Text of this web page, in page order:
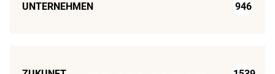
UNTERNEHMEN 946